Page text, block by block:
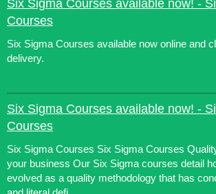
Six Sigma Courses available now! -
Courses
Six Sigma Courses available now online and
delivery.
Six Sigma Courses available now! -
Courses
Six Sigma Courses Six Sigma Courses
your business Our Six Sigma courses detail
evolved as a quality methodology that has